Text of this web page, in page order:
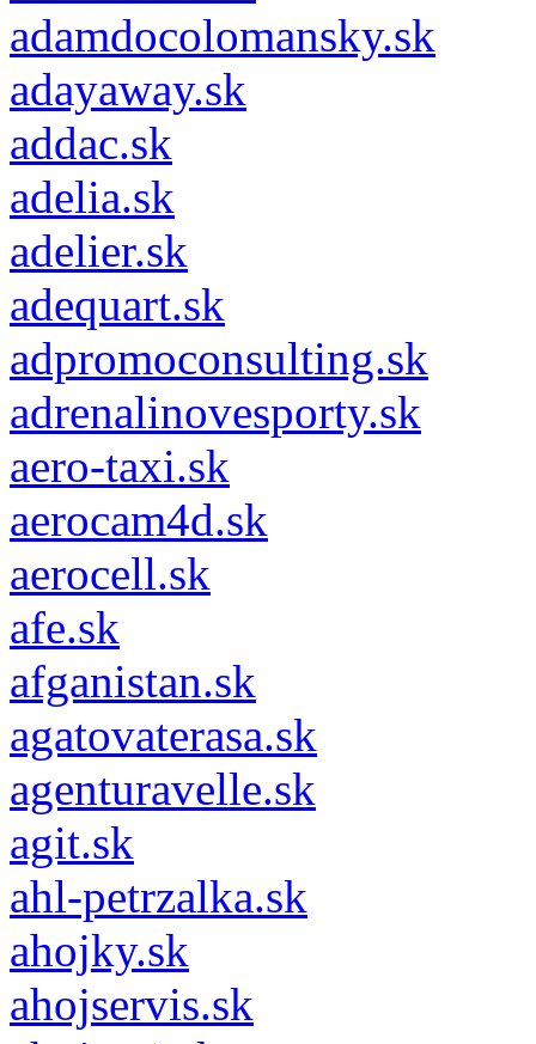
adamdocolomansky.sk
adayaway.sk
addac.sk
adelia.sk
adelier.sk
adequart.sk
adpromoconsulting.sk
adrenalinovesporty.sk
aero-taxi.sk
aerocam4d.sk
aerocell.sk
afe.sk
afganistan.sk
agatovaterasa.sk
agenturavelle.sk
agit.sk
ahl-petrzalka.sk
ahojky.sk
ahojservis.sk